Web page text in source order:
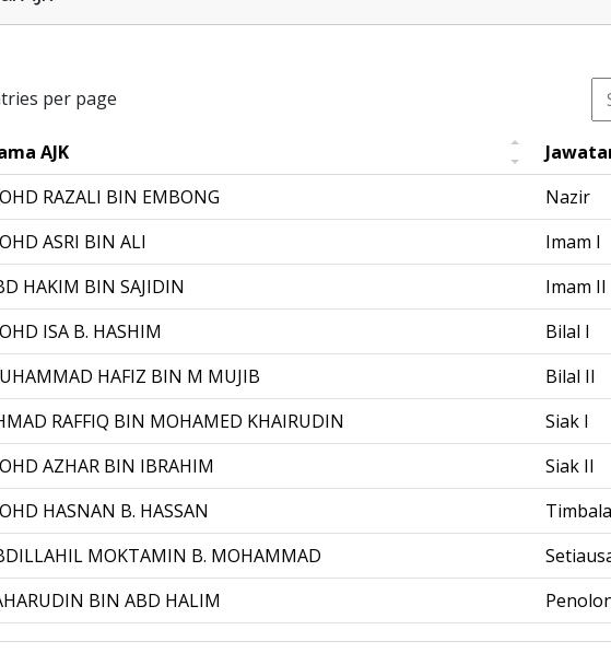
per page
AJK
RAZALI BIN EMBONG
Nazir
ASRI BIN ALI
Imam I
HAKIM BIN SAJIDIN
Imam II
ISA B. HASHIM
Bilal I
HAFIZ BIN M MUJIB
Bilal II
RAFFIQ BIN MOHAMED KHAIRUDIN
Siak I
AZHAR BIN IBRAHIM
Siak II
HASNAN B. HASSAN
MOKTAMIN B. MOHAMMAD
BIN ABD HALIM